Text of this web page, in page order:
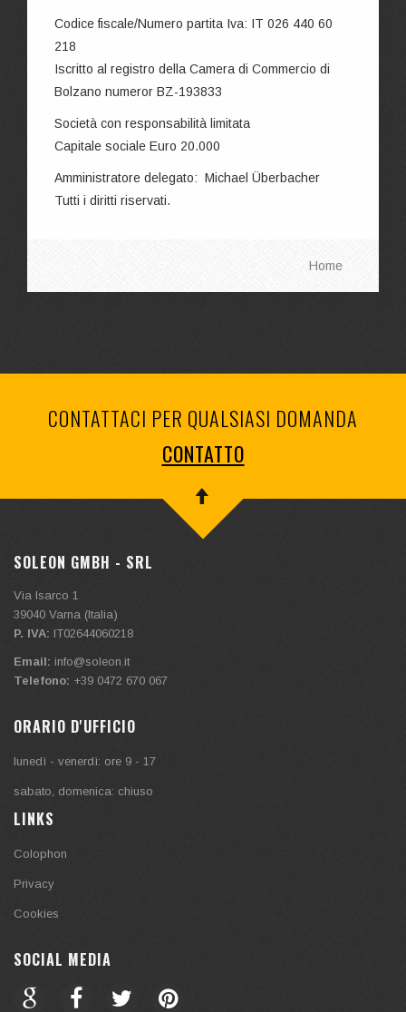
Codice fiscale/Numero partita Iva: IT 026 440 60
218
Iscritto al registro della Camera di Commercio di
Bolzano numeror BZ-193833
Società con responsabilità limitata
Capitale sociale Euro 20.000
Amministratore delegato: Michael Überbacher
Tutti i diritti riservati.
Home
CONTATTACI PER QUALSIASI DOMANDA
CONTATTO
SOLEON GMBH - SRL
Via Isarco 1
39040 Varna (Italia)
P. IVA: IT02644060218
Email: info@soleon.it
Telefono: +39 0472 670 067
ORARIO D'UFFICIO
lunedì - venerdì: ore 9 - 17
sabato, domenica: chiuso
LINKS
Colophon
Privacy
Cookies
SOCIAL MEDIA